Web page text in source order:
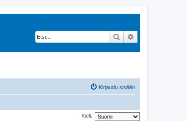
Etsi
Kirjaudu sisään
Kieli: